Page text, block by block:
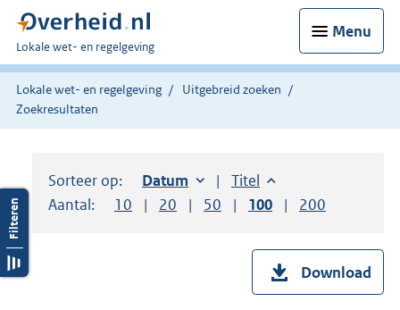
Menu
U
bent
hier:
Lokale wet- en regelgeving
Lokale wet- en regelgeving
Uitgebreid zoeken
Zoekresultaten
Sorteer op: Sorteer op:
Datum oplopendSorteer op:
Titel oplopend
Aantal:
Toon
10 resultaten per pagina
Toon
20 resultaten per pagina
Toon
50 resultaten per pagina
Toon
100 resultaten per
Toon
200
Download